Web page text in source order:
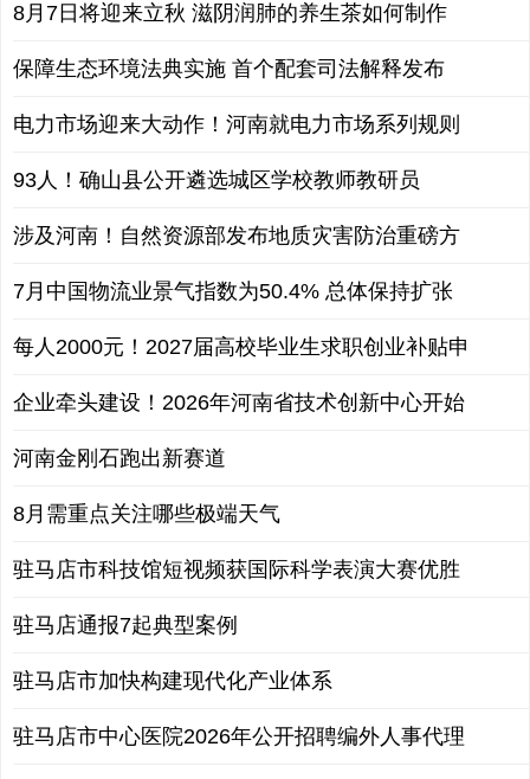
8月7日将迎来立秋 滋阴润肺的养生茶如何制作
保障生态环境法典实施 首个配套司法解释发布
电力市场迎来大动作！河南就电力市场系列规则
93人！确山县公开遴选城区学校教师教研员
涉及河南！自然资源部发布地质灾害防治重磅方
7月中国物流业景气指数为50.4% 总体保持扩张
每人2000元！2027届高校毕业生求职创业补贴申
企业牵头建设！2026年河南省技术创新中心开始
河南金刚石跑出新赛道
8月需重点关注哪些极端天气
驻马店市科技馆短视频获国际科学表演大赛优胜
驻马店通报7起典型案例
驻马店市加快构建现代化产业体系
驻马店市中心医院2026年公开招聘编外人事代理